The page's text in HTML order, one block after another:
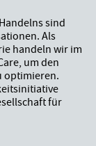
sind
Als
handeln wir im
um den
optimieren.
für